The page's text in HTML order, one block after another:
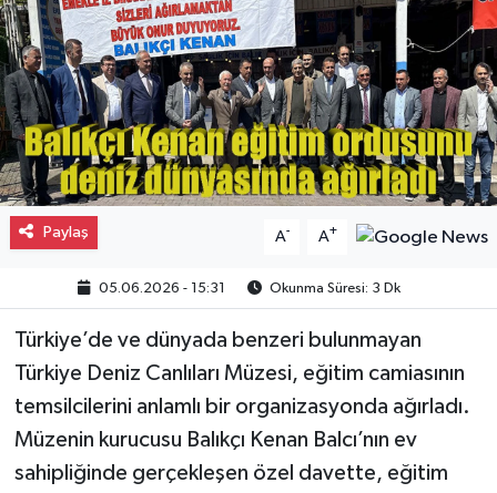
Paylaş A- A+
05.06.2026 - 15:31 Okunma Süresi: 3 Dk
Türkiye’de ve dünyada benzeri bulunmayan
Türkiye Deniz Canlıları Müzesi, eğitim camiasının
temsilcilerini anlamlı bir organizasyonda ağırladı.
Müzenin kurucusu Balıkçı Kenan Balcı’nın ev
sahipliğinde gerçekleşen özel davette, eğitim